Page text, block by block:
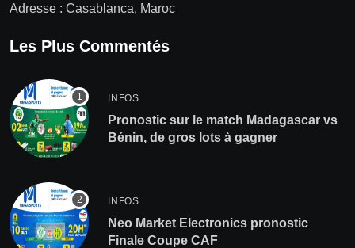
Adresse : Casablanca, Maroc
Les Plus Commentés
INFOS
Pronostic sur le match Madagascar vs
Bénin, de gros lots à gagner
INFOS
Neo Market Electronics pronostic
Finale Coupe CAF